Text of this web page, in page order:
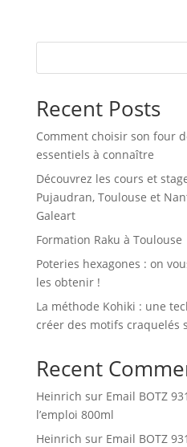
Recent Posts
Comment choisir son four
essentiels à connaître
Découvrez les cours et
Pujaudran, Toulouse et
Galeart
Formation Raku à Toulouse
Poteries hexagones : on
les obtenir !
La méthode Kohiki : une
créer des motifs craquelés
Recent
Heinrich sur Email BOTZ
l’emploi 800ml
Heinrich sur Email BOTZ